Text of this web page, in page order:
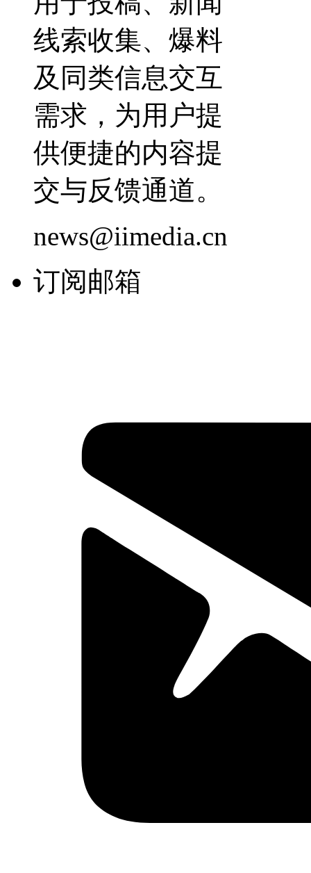
线索收集、爆料
及同类信息交互
需求，为用户提
供便捷的内容提
交与反馈通道。
news@iimedia.cn
订阅邮箱